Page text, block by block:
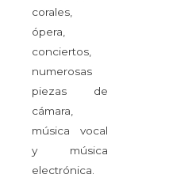
corales,
ópera,
conciertos,
numerosas
piezas de
cámara,
música vocal
y música
electrónica.